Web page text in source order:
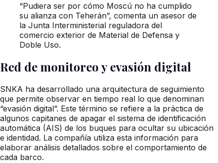
“Pudiera ser por cómo Moscú no ha cumplido
su alianza con Teherán”, comenta un asesor de
la Junta Interministerial reguladora del
comercio exterior de Material de Defensa y
Doble Uso.
Red de monitoreo y evasión digital
SNKA ha desarrollado una arquitectura de seguimiento
que permite observar en tiempo real lo que denominan
“evasión digital”. Este término se refiere a la práctica de
algunos capitanes de apagar el sistema de identificación
automática (AIS) de los buques para ocultar su ubicación
e identidad. La compañía utiliza esta información para
elaborar análisis detallados sobre el comportamiento de
cada barco.